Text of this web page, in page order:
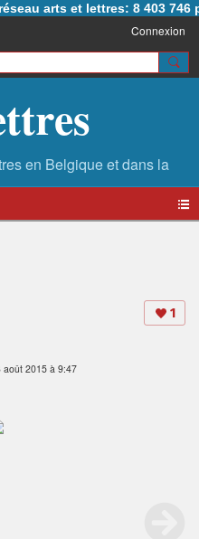
arts et lettres: 8 403 746
Connexion
1
août 2015 à 9:47